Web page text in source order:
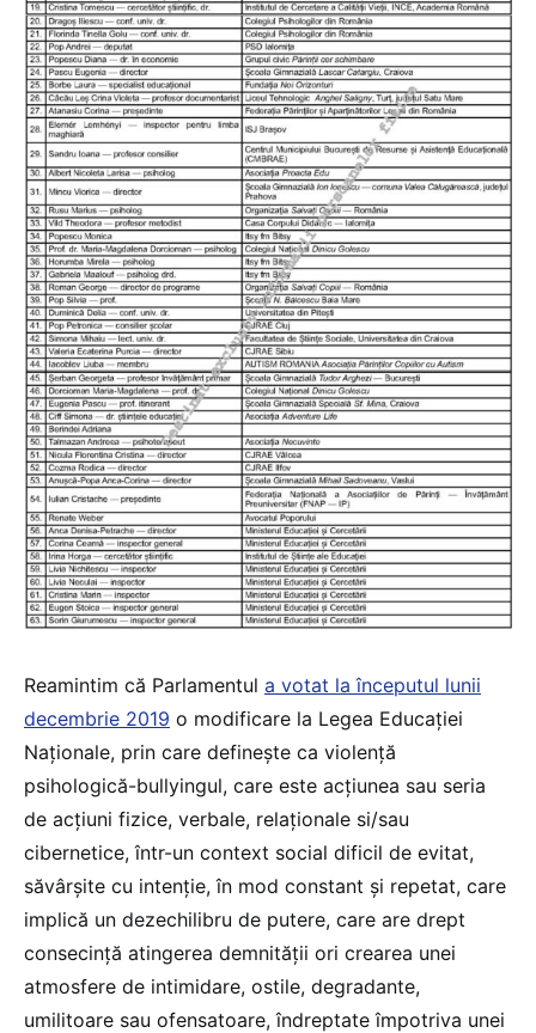
Reamintim că Parlamentul a votat la începutul lunii
decembrie 2019 o modificare la Legea Educaţiei
Naționale, prin care defineşte ca violenţă
psihologică-bullyingul, care este acţiunea sau seria
de acţiuni fizice, verbale, relaţionale si/sau
cibernetice, într-un context social dificil de evitat,
săvârşite cu intenţie, în mod constant şi repetat, care
implică un dezechilibru de putere, care are drept
consecinţă atingerea demnităţii ori crearea unei
atmosfere de intimidare, ostile, degradante,
umilitoare sau ofensatoare, îndreptate împotriva unei